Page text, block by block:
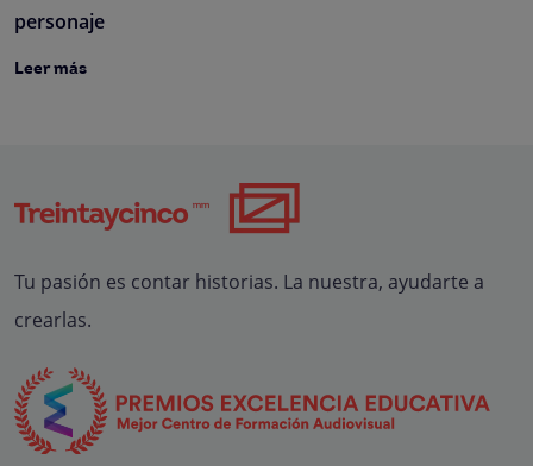
personaje
Leer más
Tu pasión es contar historias. La nuestra, ayudarte a
crearlas.